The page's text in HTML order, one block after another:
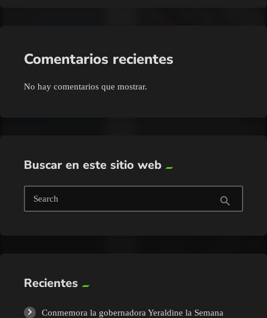
Comentarios recientes
No hay comentarios que mostrar.
Buscar en este sitio web
Search search
Recientes
Conmemora la gobernadora Yeraldine la Semana